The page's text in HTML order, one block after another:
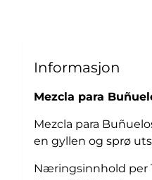
Informasjon
Mezcla para
Mezcla para
en gyllen og sprø
Næringsinnhold per